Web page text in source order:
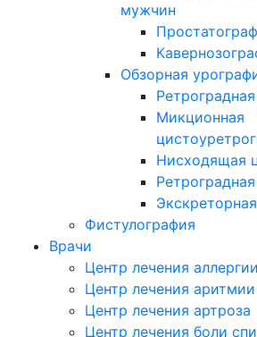
мужчин
Обзорная
Микционная
Нисходящая
Фистулография
Врачи
Центр лечения аллергии
Центр лечения аритмии
Центр лечения артроза
Центр лечения боли